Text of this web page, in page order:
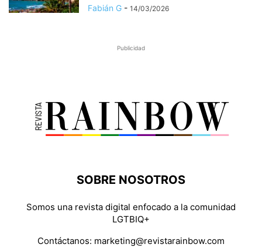
Fabián G - 14/03/2026
Publicidad
SOBRE NOSOTROS
Somos una revista digital enfocado a la comunidad
LGTBIQ+
Contáctanos: marketing@revistarainbow.com